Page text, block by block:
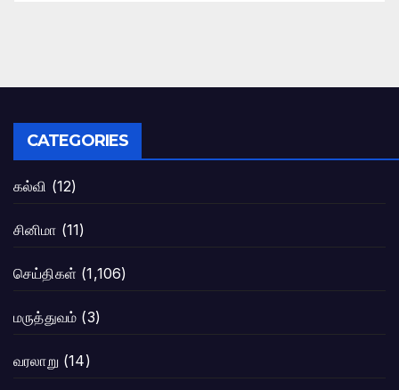
CATEGORIES
கல்வி (12)
சினிமா (11)
செய்திகள் (1,106)
மருத்துவம் (3)
வரலாறு (14)